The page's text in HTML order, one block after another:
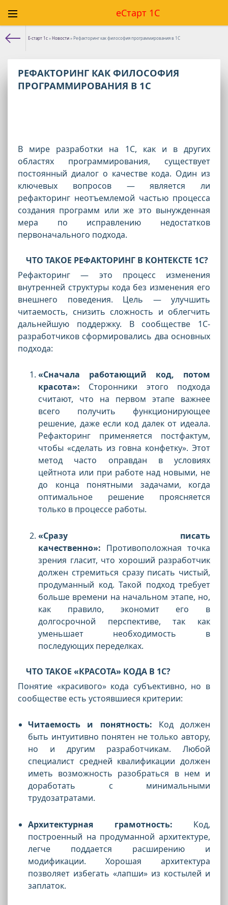
еСтарт 1С
Е-старт 1с»Новости» Рефакторинг как философия программирования в 1С
РЕФАКТОРИНГ КАК ФИЛОСОФИЯ
ПРОГРАММИРОВАНИЯ В 1С
В мире разработки на 1С, как и в других
областях программирования, существует
постоянный диалог о качестве кода. Один из
ключевых вопросов — является ли
рефакторинг неотъемлемой частью процесса
создания программ или же это вынужденная
мера по исправлению недостатков
первоначального подхода.
ЧТО ТАКОЕ РЕФАКТОРИНГ В КОНТЕКСТЕ 1С?
Рефакторинг — это процесс изменения
внутренней структуры кода без изменения его
внешнего поведения. Цель — улучшить
читаемость, снизить сложность и облегчить
дальнейшую поддержку. В сообществе 1С-
разработчиков сформировались два основных
подхода:
«Сначала работающий код, потом
красота»: Сторонники этого подхода
считают, что на первом этапе важнее
всего получить функционирующее
решение, даже если код далек от идеала.
Рефакторинг применяется постфактум,
чтобы «сделать из говна конфетку». Этот
метод часто оправдан в условиях
цейтнота или при работе над новыми, не
до конца понятными задачами, когда
оптимальное решение проясняется
только в процессе работы.
«Сразу писать
качественно»: Противоположная точка
зрения гласит, что хороший разработчик
должен стремиться сразу писать чистый,
продуманный код. Такой подход требует
больше времени на начальном этапе, но,
как правило, экономит его в
долгосрочной перспективе, так как
уменьшает необходимость в
последующих переделках.
ЧТО ТАКОЕ «КРАСОТА» КОДА В 1С?
Понятие «красивого» кода субъективно, но в
сообществе есть устоявшиеся критерии:
Читаемость и понятность: Код должен
быть интуитивно понятен не только автору,
но и другим разработчикам. Любой
специалист средней квалификации должен
иметь возможность разобраться в нем и
доработать с минимальными
трудозатратами.
Архитектурная грамотность: Код,
построенный на продуманной архитектуре,
легче поддается расширению и
модификации. Хорошая архитектура
позволяет избегать «лапши» из костылей и
заплаток.